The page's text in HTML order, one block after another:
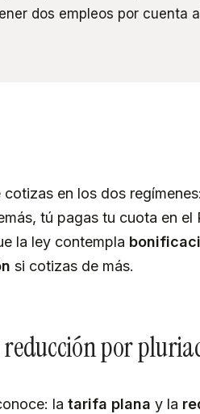
dos empleos por cuenta
en los dos
tú pagas tu cuota en el
la ley contempla
si cotizas de más.
por
la tarifa plana y la